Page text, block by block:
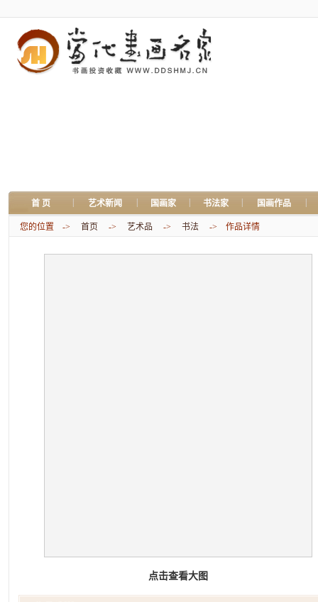
首 页 艺术新闻 国画家 书法家 国画作品
您的位置 -> 首页 -> 艺术品 -> 书法 -> 作品详情
点击查看大图